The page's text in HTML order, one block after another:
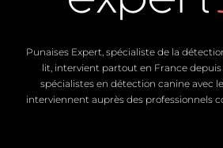
Punaises Expert, spécialiste de la
lit, intervient partout en France depuis
spécialistes en détection canine avec
interviennent auprès des professionnels